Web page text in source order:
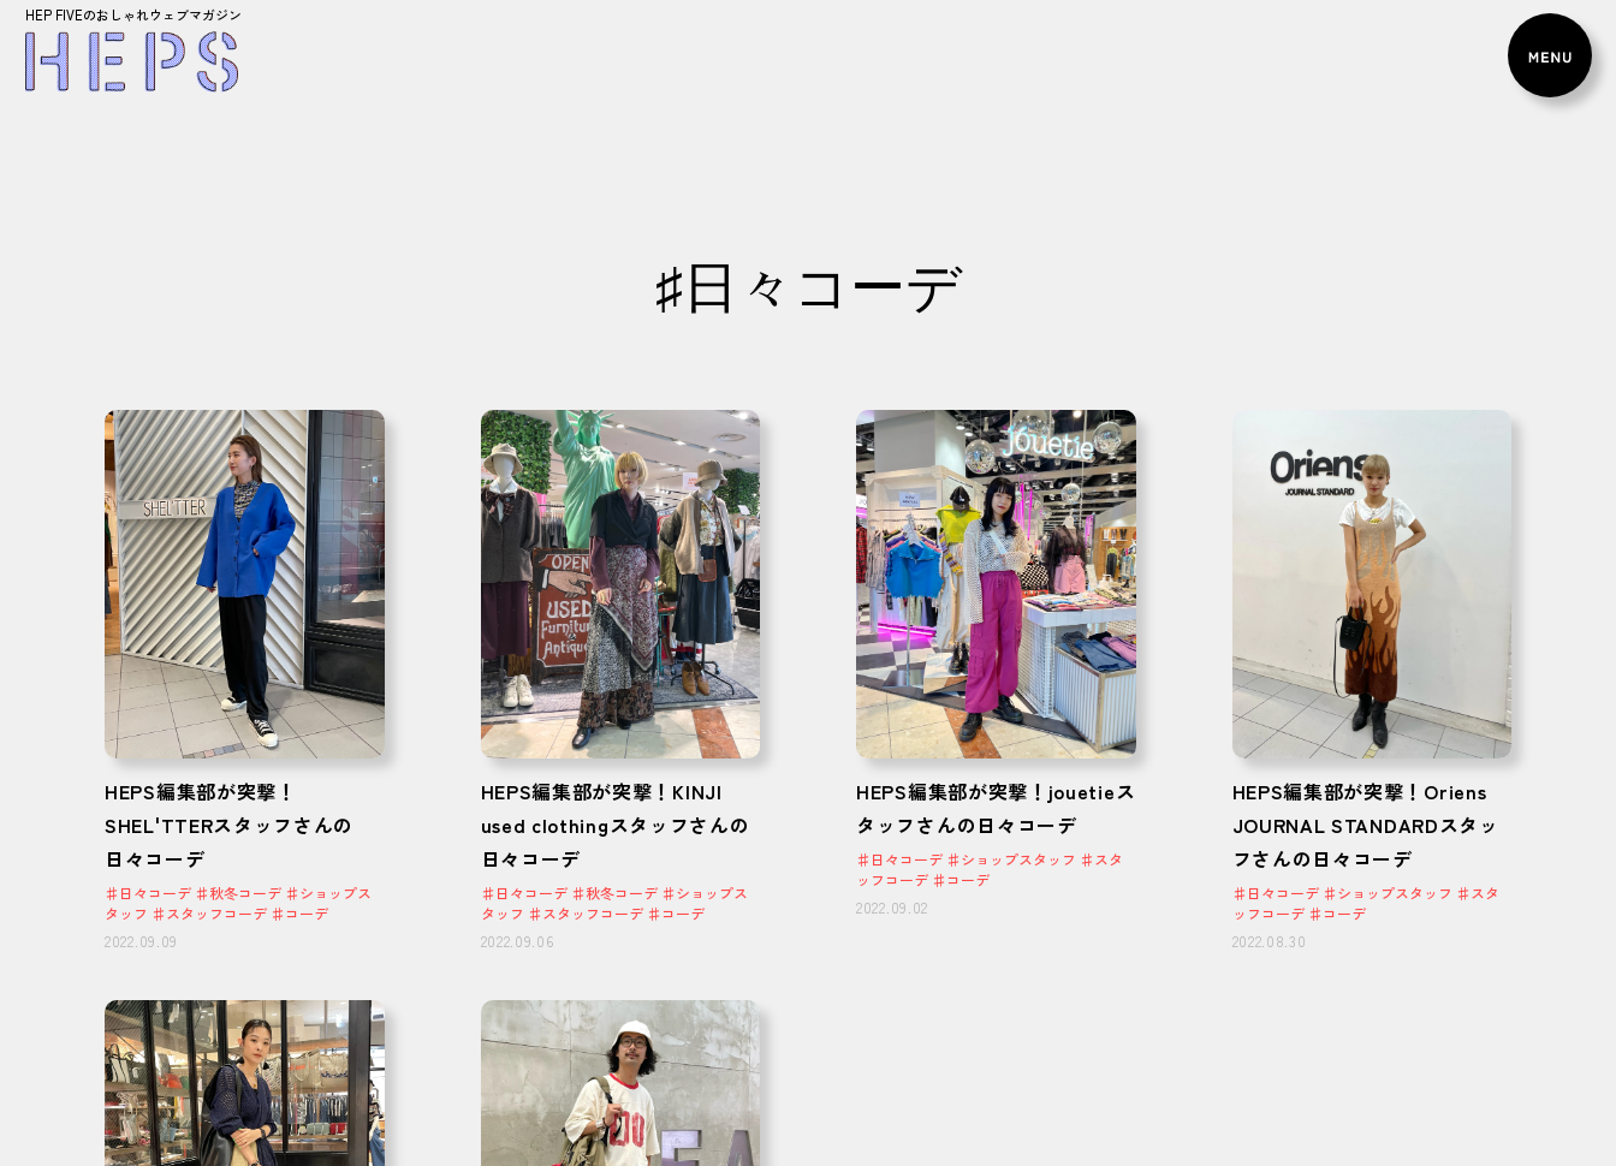
HEP FIVEのおしゃれウェブマガジン
♯日々コーデ
HEPS編集部が突撃！
SHEL'TTERスタッフさんの
日々コーデ
♯日々コーデ ♯秋冬コーデ ♯ショップス
タッフ ♯スタッフコーデ ♯コーデ
2022.09.09
HEPS編集部が突撃！KINJI
used clothingスタッフさんの
日々コーデ
♯日々コーデ ♯秋冬コーデ ♯ショップス
タッフ ♯スタッフコーデ ♯コーデ
2022.09.06
HEPS編集部が突撃！jouetieス
タッフさんの日々コーデ
♯日々コーデ ♯ショップスタッフ ♯スタ
ッフコーデ ♯コーデ
2022.09.02
HEPS編集部が突撃！Oriens
JOURNAL STANDARDスタッ
フさんの日々コーデ
♯日々コーデ ♯ショップスタッフ ♯スタ
ッフコーデ ♯コーデ
2022.08.30